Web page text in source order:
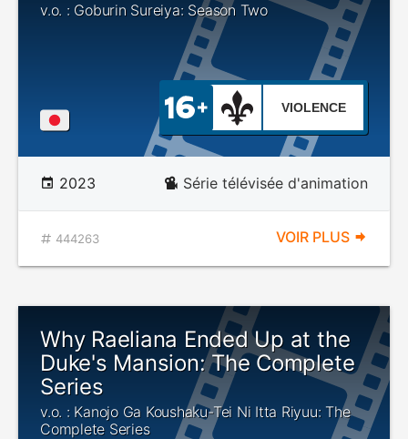
v.o. : Goburin Sureiya: Season Two
VIOLENCE
2023 Série télévisée d'animation
444263 VOIR PLUS
Why Raeliana Ended Up at the
Duke's Mansion: The Complete
Series
v.o. : Kanojo Ga Koushaku-Tei Ni Itta Riyuu: The
Complete Series